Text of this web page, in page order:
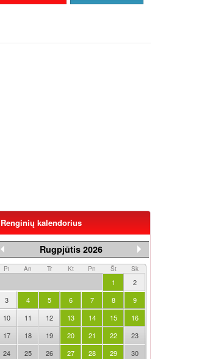
Renginių kalendorius
Rugpjūtis 2026
Pi An Tr Kt Pn Št Sk
1
2
3
4 5 6 7 8
9
10
11 12 13 14 15
16
17
18 19 20 21 22
23
24
25 26 27 28 29
30